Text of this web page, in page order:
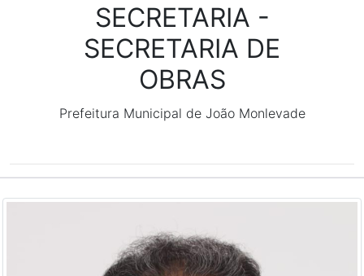
SECRETARIA -
SECRETARIA DE
OBRAS
Prefeitura Municipal de João Monlevade